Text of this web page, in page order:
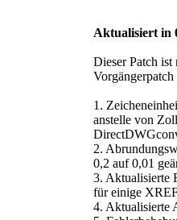
Aktualisiert in
Dieser Patch ist
1.
anstelle von
2.
0,2 auf 0,01
3. Aktualisierte
für einige
4. Aktualisierte